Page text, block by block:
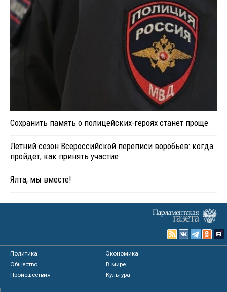
Сохранить память о полицейских-героях станет проще
Летний сезон Всероссийской переписи воробьев: когда
пройдет, как принять участие
Ялта, мы вместе!
Политика
Экономика
Общество
В мире
Происшествия
Культура